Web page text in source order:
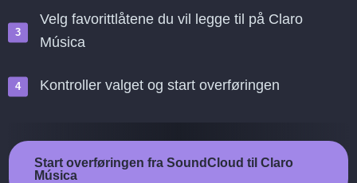
Velg favorittlåtene du vil legge til på Claro
Música
Kontroller valget og start overføringen
Start overføringen fra SoundCloud til Claro
Música